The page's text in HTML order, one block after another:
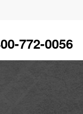
772-0056